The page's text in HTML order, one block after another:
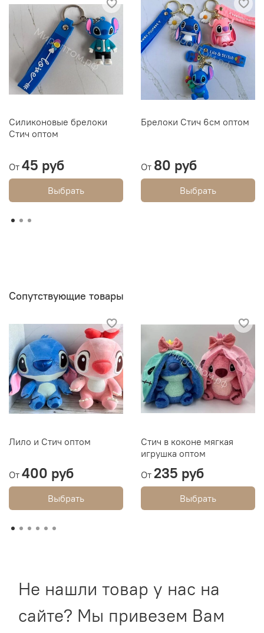
Силиконовые брелоки
Стич оптом
От 45 руб
Выбрать
Брелоки Стич 6см оптом
От 80 руб
Выбрать
Сопутствующие товары
Лило и Стич оптом
От 400 руб
Выбрать
Стич в коконе мягкая
игрушка оптом
От 235 руб
Выбрать
Не нашли товар у нас на
сайте? Мы привезем Вам